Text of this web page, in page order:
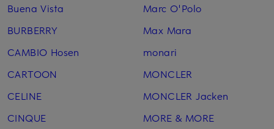
Buena Vista
BURBERRY
CAMBIO Hosen
CARTOON
CELINE
CINQUE
Marc O'Polo
Max Mara
monari
MONCLER
MONCLER Jacken
MORE & MORE